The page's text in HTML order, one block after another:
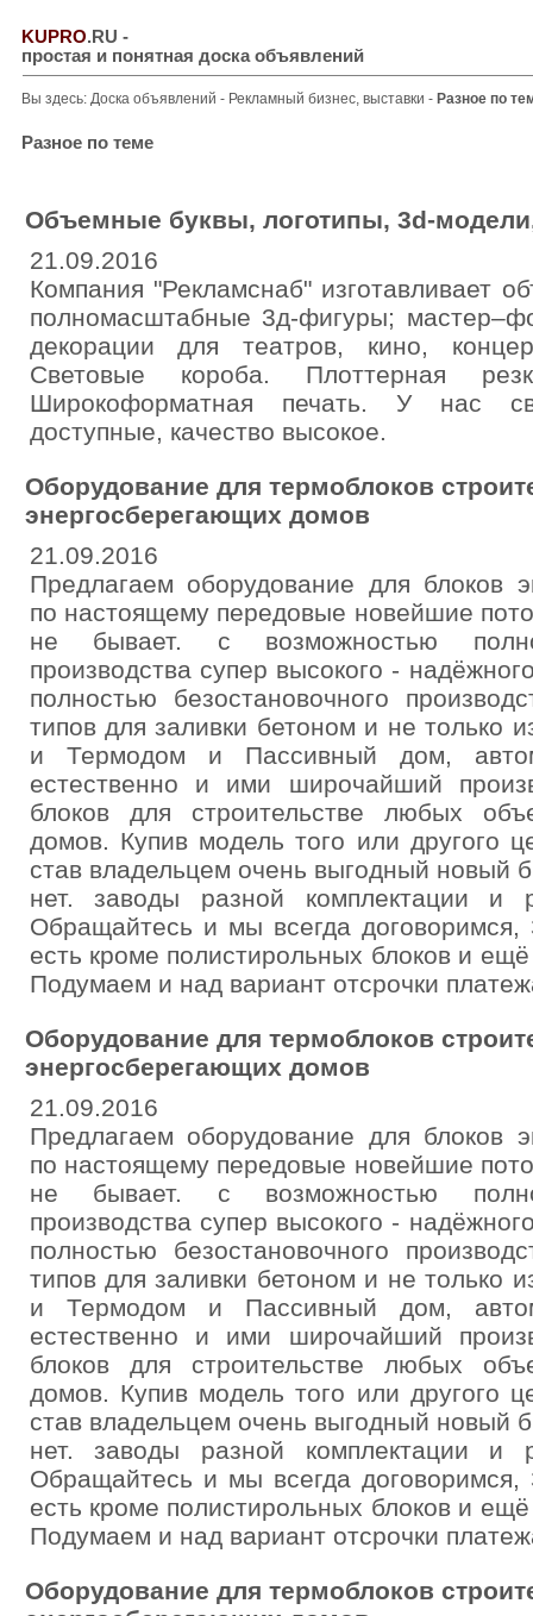
KUPRO.RU -
простая и понятная доска объявлений
Вы здесь: Доска объявлений - Рекламный бизнес, выставки - Разное по
Разное по теме
Объемные буквы, логотипы, 3d-
21.09.2016
Компания "Рекламснаб" изготавливает
полномасштабные 3д-фигуры;
декорации для театров, кино,
Световые короба. Плоттерная
Широкоформатная печать. У нас
доступные, качество высокое.
Оборудование для термоблоков
энергосберегающих домов
21.09.2016
Предлагаем оборудование для блоков
по настоящему передовые новейшие
не бывает. с возможностью
производства супер высокого -
полностью безостановочного
типов для заливки бетоном и не только
и Термодом и Пассивный дом,
естественно и ими широчайший
блоков для строительстве любых
домов. Купив модель того или другого
став владельцем очень выгодный новый
нет. заводы разной комплектации и
Обращайтесь и мы всегда
есть кроме полистирольных блоков и
Подумаем и над вариант отсрочки
Оборудование для термоблоков
энергосберегающих домов
21.09.2016
Предлагаем оборудование для блоков
по настоящему передовые новейшие
не бывает. с возможностью
производства супер высокого -
полностью безостановочного
типов для заливки бетоном и не только
и Термодом и Пассивный дом,
естественно и ими широчайший
блоков для строительстве любых
домов. Купив модель того или другого
став владельцем очень выгодный новый
нет. заводы разной комплектации и
Обращайтесь и мы всегда
есть кроме полистирольных блоков и
Подумаем и над вариант отсрочки
Оборудование для термоблоков